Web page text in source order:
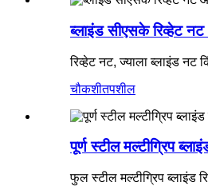
ब्लाइंड सीएसके रिव्हेट
रिव्हेट नट, ज्याला ब्लाइंड
चौकशीतपशील
पूर्ण स्टील मल्टीग्रिप
फुल स्टील मल्टीग्रिप ब्लाइंड